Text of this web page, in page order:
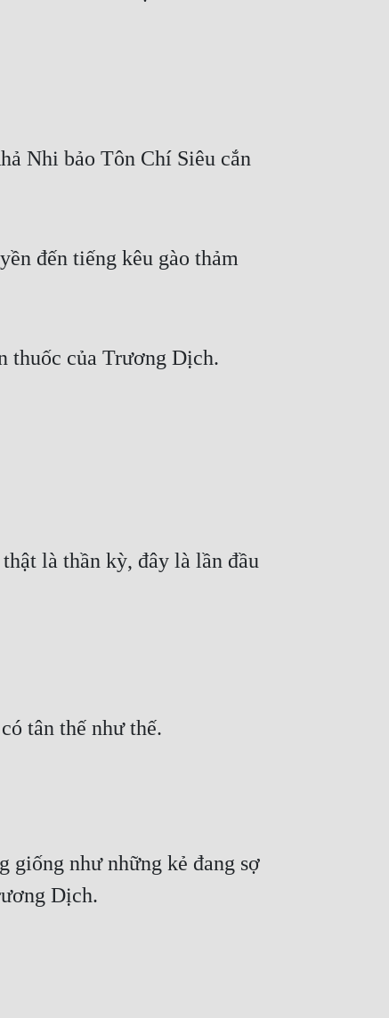
Nhi bảo Tôn Chí Siêu cắn
đến tiếng kêu gào thảm
thuốc của Trương Dịch.
là thần kỳ, đây là lần đầu
tân thế như thế.
giống như những kẻ đang sợ
Dịch.